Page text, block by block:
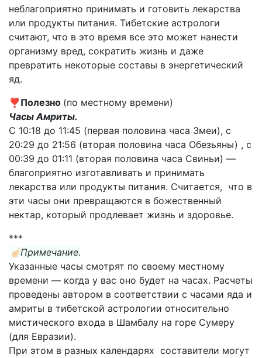
неблагоприятно принимать и готовить лекарства
или продукты питания. Тибетские астрологи
считают, что в это время все это может нанести
организму вред, сократить жизнь и даже
превратить некоторые составы в энергетический
яд.
❣️ Полезно (по местному времени)
Часы Амриты.
С 10:18 до 11:45 (первая половина часа Змеи), с
20:29 до 21:56 (вторая половина часа Обезьяны) , с
00:39 до 01:11 (вторая половина часа Свиньи) —
благоприятно изготавливать и принимать
лекарства или продукты питания. Считается, что в
эти часы они превращаются в божественный
нектар, который продлевает жизнь и здоровье.
***
☝🏻Примечание.
Указанные часы смотрят по своему местному
времени — когда у вас оно будет на часах. Расчеты
проведены автором в соответствии с часами яда и
амриты в тибетской астрологии относительно
мистического входа в Шамбалу на горе Сумеру
(для Евразии).
При этом в разных календарях составители могут